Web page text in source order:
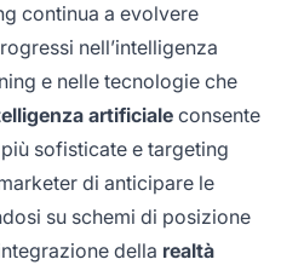
continua a evolvere
nell’intelligenza
e nelle tecnologie che
artificiale consente
sofisticate e targeting
di anticipare le
su schemi di posizione
della realtà